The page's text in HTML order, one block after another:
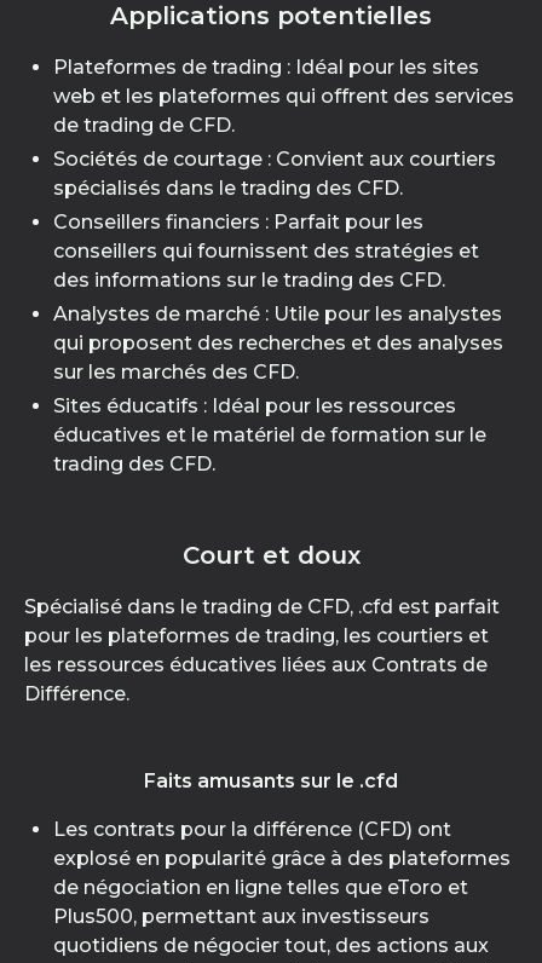
Applications potentielles
Plateformes de trading : Idéal pour les sites
web et les plateformes qui offrent des services
de trading de CFD.
Sociétés de courtage : Convient aux courtiers
spécialisés dans le trading des CFD.
Conseillers financiers : Parfait pour les
conseillers qui fournissent des stratégies et
des informations sur le trading des CFD.
Analystes de marché : Utile pour les analystes
qui proposent des recherches et des analyses
sur les marchés des CFD.
Sites éducatifs : Idéal pour les ressources
éducatives et le matériel de formation sur le
trading des CFD.
Court et doux
Spécialisé dans le trading de CFD, .cfd est parfait
pour les plateformes de trading, les courtiers et
les ressources éducatives liées aux Contrats de
Différence.
Faits amusants sur le .cfd
Les contrats pour la différence (CFD) ont
explosé en popularité grâce à des plateformes
de négociation en ligne telles que eToro et
Plus500, permettant aux investisseurs
quotidiens de négocier tout, des actions aux